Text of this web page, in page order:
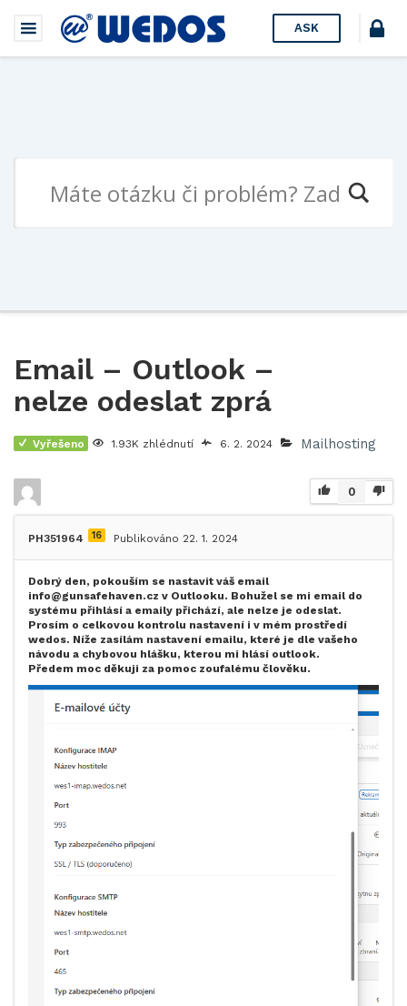
ASK
Email – Outlook –
nelze odeslat zprá
Vyřešeno 1.93K zhlédnutí 6. 2. 2024 Mailhosting
0
PH351964 16 Publikováno 22. 1. 2024
Dobrý den, pokouším se nastavit váš email
info@gunsafehaven.cz v Outlooku. Bohužel se mi email do
systému přihlásí a emaily přichází, ale nelze je odeslat.
Prosím o celkovou kontrolu nastavení i v mém prostředí
wedos. Níže zasílám nastavení emailu, které je dle vašeho
návodu a chybovou hlášku, kterou mi hlásí outlook.
Předem moc děkuji za pomoc zoufalému člověku.